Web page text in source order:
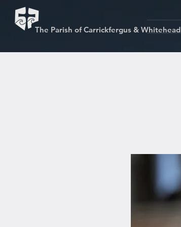
The Parish of Carrickfergus & Whitehead